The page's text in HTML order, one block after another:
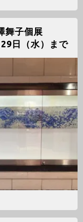
舞子個展
日（水）まで